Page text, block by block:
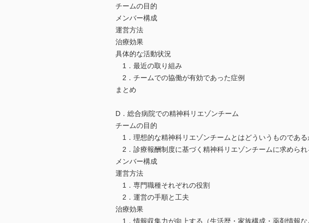
チームの目的
メンバー構成
運営方法
治療効果
具体的な活動状況
1．最近の取り組み
2．チームでの協働が有効であった症例
まとめ
D．総合病院での精神科リエゾンチーム
チームの目的
1．理想的な精神科リエゾンチームとはどういうものである
2．診療報酬制度に基づく精神科リエゾンチームに求められ
メンバー構成
運営方法
1．専門職種それぞれの役割
2．運営の手順と工夫
治療効果
1．情報収集力が向上する（生活歴・家族構成・薬剤情報な